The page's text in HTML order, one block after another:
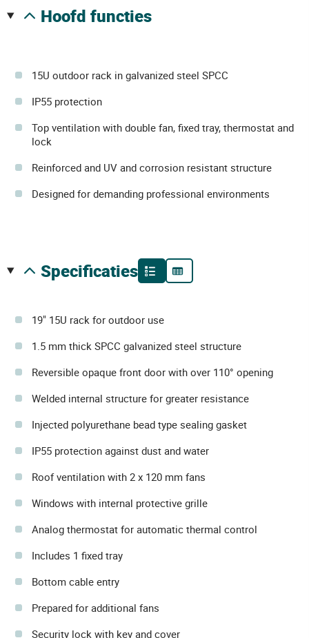
hoofd functies
15U outdoor rack in galvanized steel SPCC
IP55 protection
Top ventilation with double fan, fixed tray, thermostat and
lock
Reinforced and UV and corrosion resistant structure
Designed for demanding professional environments
specificaties
19" 15U rack for outdoor use
1.5 mm thick SPCC galvanized steel structure
Reversible opaque front door with over 110° opening
Welded internal structure for greater resistance
Injected polyurethane bead type sealing gasket
IP55 protection against dust and water
Roof ventilation with 2 x 120 mm fans
Windows with internal protective grille
Analog thermostat for automatic thermal control
Includes 1 fixed tray
Bottom cable entry
Prepared for additional fans
Security lock with key and cover